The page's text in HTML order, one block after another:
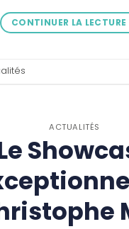
CONTINUER LA LECTURE
ACTUALITÉS